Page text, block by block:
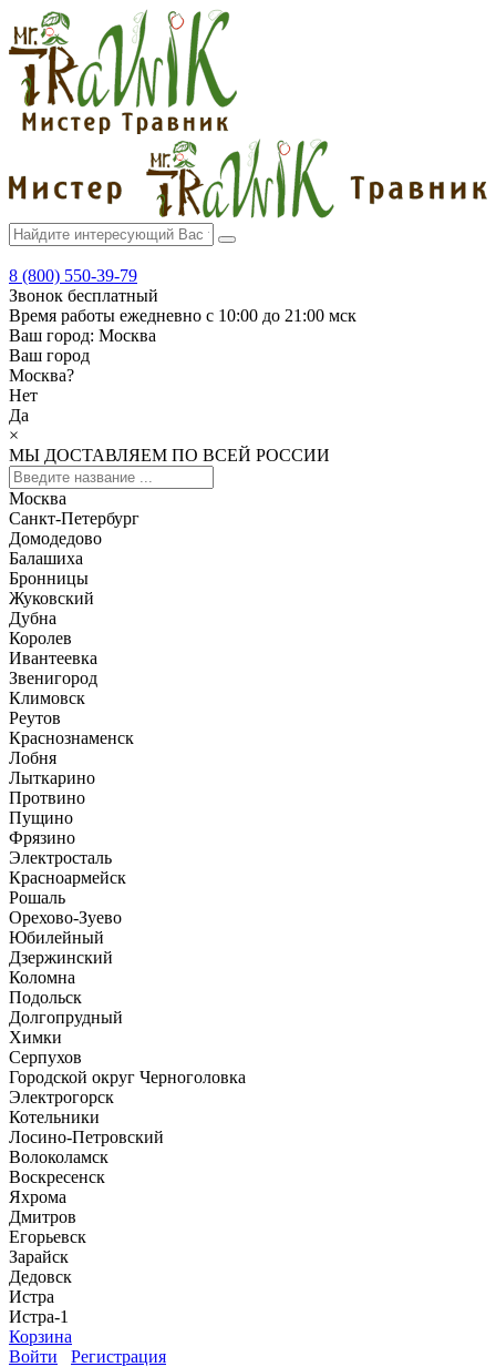
8 (800) 550-39-79
Звонок бесплатный
Время работы ежедневно с 10:00 до 21:00 мск
Ваш город: Москва
Ваш город
Москва?
Нет
Да
×
МЫ ДОСТАВЛЯЕМ ПО ВСЕЙ РОССИИ
Москва
Санкт-Петербург
Домодедово
Балашиха
Бронницы
Жуковский
Дубна
Королев
Ивантеевка
Звенигород
Климовск
Реутов
Краснознаменск
Лобня
Лыткарино
Протвино
Пущино
Фрязино
Электросталь
Красноармейск
Рошаль
Орехово-Зуево
Юбилейный
Дзержинский
Коломна
Подольск
Долгопрудный
Химки
Серпухов
Городской округ Черноголовка
Электрогорск
Котельники
Лосино-Петровский
Волоколамск
Воскресенск
Яхрома
Дмитров
Егорьевск
Зарайск
Дедовск
Истра
Истра-1
Корзина
Войти
Регистрация